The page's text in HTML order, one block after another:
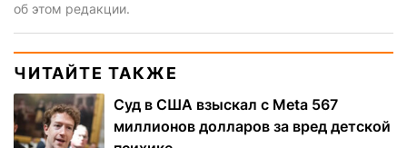
об этом редакции.
ЧИТАЙТЕ ТАКЖЕ
Суд в США взыскал с Meta 567
миллионов долларов за вред детской